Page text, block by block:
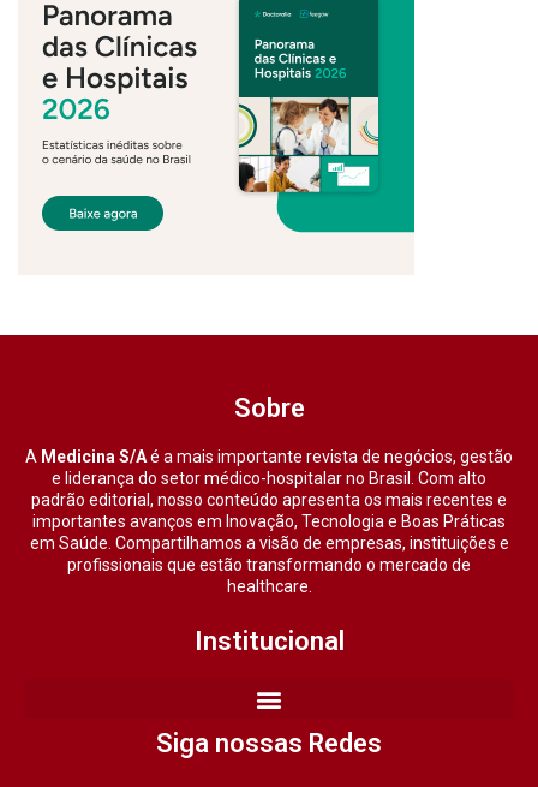
Sobre
A Medicina S/Aé a mais importante revista de negócios, gestão
e liderança do setor médico-hospitalar no Brasil. Com alto
padrão editorial, nosso conteúdo apresenta os mais recentes e
importantes avanços em Inovação, Tecnologia e Boas Práticas
em Saúde. Compartilhamos a visão de empresas, instituições e
profissionais que estão transformando o mercado de
healthcare.
Institucional
Siga nossas Redes